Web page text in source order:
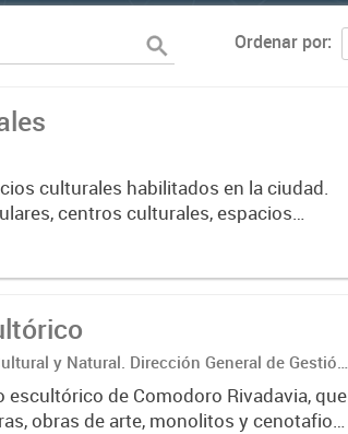
Ordenar por
culturales habilitados en la ciudad.
centros culturales, espacios
y Natural. Dirección General de Gestión
escultórico de Comodoro Rivadavia, que
obras de arte, monolitos y cenotafios